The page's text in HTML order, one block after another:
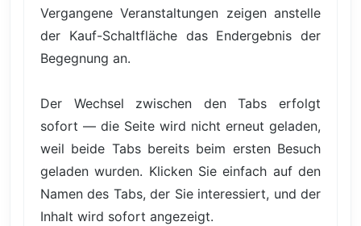
Vergangene Veranstaltungen zeigen anstelle
der Kauf-Schaltfläche das Endergebnis der
Begegnung an.
Der Wechsel zwischen den Tabs erfolgt
sofort — die Seite wird nicht erneut geladen,
weil beide Tabs bereits beim ersten Besuch
geladen wurden. Klicken Sie einfach auf den
Namen des Tabs, der Sie interessiert, und der
Inhalt wird sofort angezeigt.